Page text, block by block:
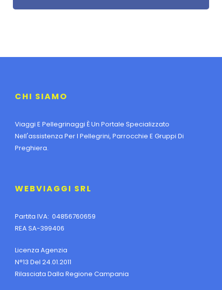
CHI SIAMO
Viaggi E Pellegrinaggi È Un Portale Specializzato
Nell'assistenza Per I Pellegrini, Parrocchie E Gruppi Di
Preghiera.
WEBVIAGGI SRL
Partita IVA: 04856760659
REA SA-399406
Licenza Agenzia
N°13 Del 24.01.2011
Rilasciata Dalla Regione Campania